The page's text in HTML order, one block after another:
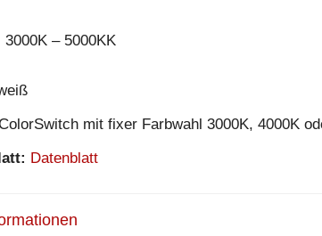
– 5000KK
mit fixer Farbwahl 3000K, 4000K
Datenblatt